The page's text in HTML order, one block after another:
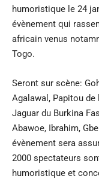
humoristique le 24
évènement qui
africain venus
Togo.
Seront sur scène:
Agalawal, Papitou de
Jaguar du Burkina
Abawoe, Ibrahim,
évènement sera
2000 spectateurs
humoristique et